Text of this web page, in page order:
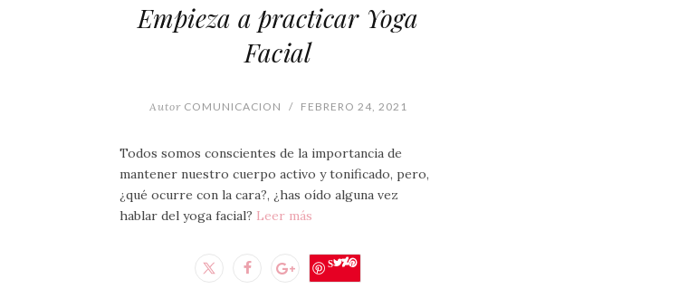
Empieza a practicar Yoga
Facial
AutorCOMUNICACION / FEBRERO 24, 2021
Todos somos conscientes de la importancia de
mantener nuestro cuerpo activo y tonificado, pero,
¿qué ocurre con la cara?, ¿has oído alguna vez
hablar del yoga facial? Leer más
Save